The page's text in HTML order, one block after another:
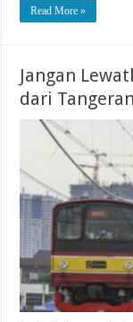
Read More »
Jangan
dari